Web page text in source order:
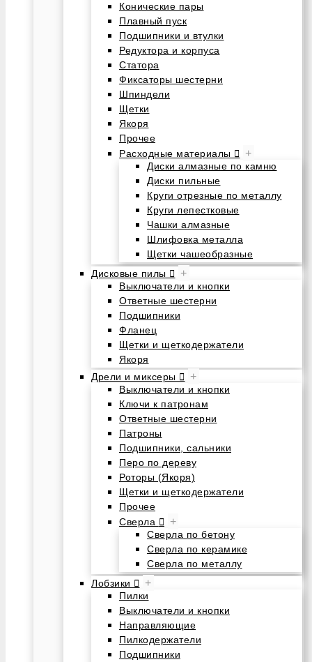
Конические пары
Плавный пуск
Подшипники и втулки
Редуктора и корпуса
Статора
Фиксаторы шестерни
Шпиндели
Щетки
Якоря
Прочее
Расходные материалы
+
Диски алмазные по камню
Диски пильные
Круги отрезные по металлу
Круги лепестковые
Чашки алмазные
Шлифовка металла
Щетки чашеобразные
Дисковые пилы
+
Выключатели и кнопки
Ответные шестерни
Подшипники
Фланец
Щетки и щеткодержатели
Якоря
Дрели и миксеры
+
Выключатели и кнопки
Ключи к патронам
Ответные шестерни
Патроны
Подшипники, сальники
Перо по дереву
Роторы (Якоря)
Щетки и щеткодержатели
Прочее
Сверла
+
Сверла по бетону
Сверла по керамике
Сверла по металлу
Лобзики
+
Пилки
Выключатели и кнопки
Направляющие
Пилкодержатели
Подшипники